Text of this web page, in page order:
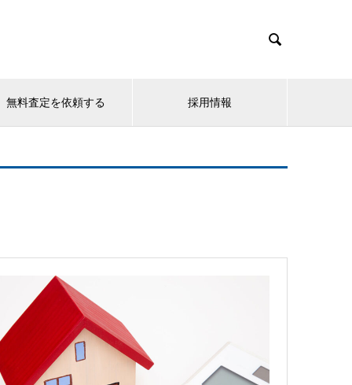

無料査定を依頼する 採用情報